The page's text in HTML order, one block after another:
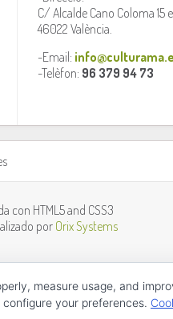
C/ Alcalde Cano Coloma 15
46022 València.
-Email:
-Telèfon: 96 379 94 73
con HTML5 and CSS3
por Orix Systems
measure usage, and
your preferences.